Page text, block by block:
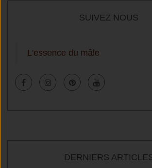
SUIVEZ NOUS
L'essence du mâle
DERNIERS